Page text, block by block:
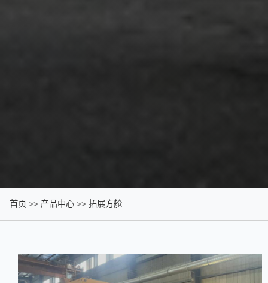
首页 >> 产品中心 >> 拓展方舱